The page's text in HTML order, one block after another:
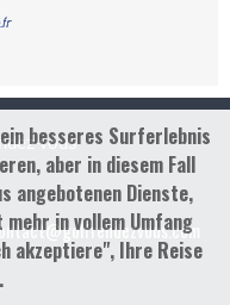
vous
besseres Surferlebnis
aber in diesem Fall
angebotenen Dienste,
in vollem Umfang
akzeptiere", Ihre Reise